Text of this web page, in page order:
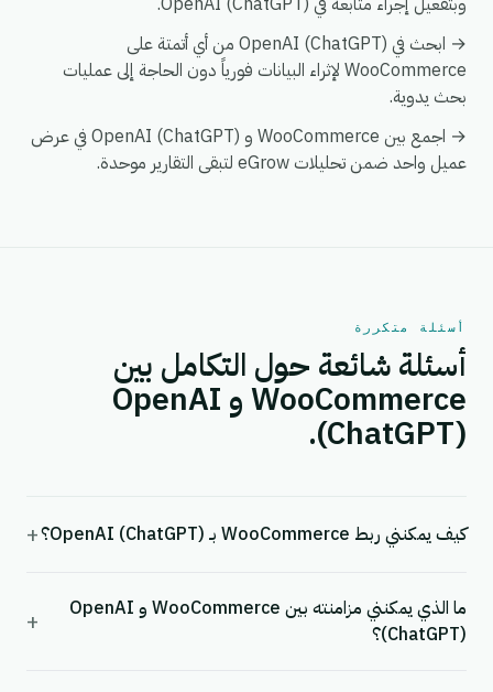
→ ابحث في OpenAI (ChatGPT) من أي أتمتة على
WooCommerce لإثراء البيانات فورياً دون الحاجة إلى عمليات
بحث يدوية.
→ اجمع بين WooCommerce و OpenAI (ChatGPT) في عرض
عميل واحد ضمن تحليلات eGrow لتبقى التقارير موحدة.
أسئلة متكررة
أسئلة شائعة حول التكامل بين
WooCommerce و OpenAI
(ChatGPT).
كيف يمكنني ربط WooCommerce بـ OpenAI (ChatGPT)؟ +
ما الذي يمكنني مزامنته بين WooCommerce و OpenAI
(ChatGPT)؟
+